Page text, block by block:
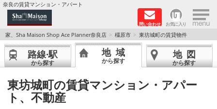
奈良の賃貸マンション・アパート
問い合わせ お気に入り ×
TOPページ
Foreigners welcome！
店長のおすすめ物件
おすすめ Sha Maison 特集
家、Sha Maison Shop Ace Planner奈良店 橿原市 東坊城町の賃貸物件
路線·駅
から探す
地域
から探す
地図
から探す
東坊城町の賃貸マンション・アパー
ト、不動産